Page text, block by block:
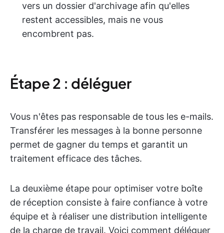
vers un dossier d'archivage afin qu'elles
restent accessibles, mais ne vous
encombrent pas.
Étape 2 : déléguer
Vous n'êtes pas responsable de tous les e-mails.
Transférer les messages à la bonne personne
permet de gagner du temps et garantit un
traitement efficace des tâches.
La deuxième étape pour optimiser votre boîte
de réception consiste à faire confiance à votre
équipe et à réaliser une distribution intelligente
de la charge de travail. Voici comment déléguer